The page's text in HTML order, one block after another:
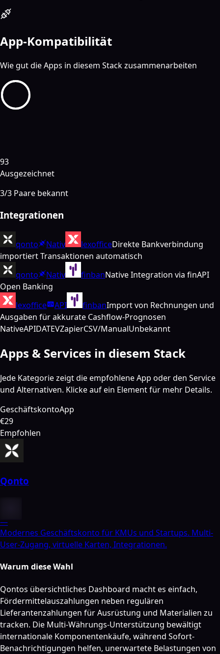
App-Kompatibilität
Wie gut die Apps in diesem Stack zusammenarbeiten
93
Ausgezeichnet
3/3 Paare bekannt
Integrationen
qonto Nativ lexofficeDirekte Bankverbindung
importiert Transaktionen automatisch
qonto
Nativ finbanNative Integration via finAPI
Open Banking
lexoffice
API finbanImport von Rechnungen und
Ausgaben für akkurate Cashflow-Prognosen
NativeAPIDATEVZapierCSV/ManualUnbekannt
Apps & Services in diesem Stack
Jede Kategorie zeigt die empfohlene App oder den Service
und Alternativen. Klicke auf ein Element für mehr Details.
GeschäftskontoApp
€29
Empfohlen
Qonto
—
Modernes Geschäftskonto für KMUs und Startups. Multi-
User-Zugang, virtuelle Karten, Integrationen.
Warum diese Wahl
Qontos übersichtliches Dashboard macht es einfach,
Fördermittelauszahlungen neben regulären
Lieferantenzahlungen für Ausrüstung und Materialien zu
tracken. Die Multi-Währungs-Unterstützung bewältigt
internationale Komponentenkäufe, während Sofort-
Benachrichtigungen helfen, unerwartete Belastungen von